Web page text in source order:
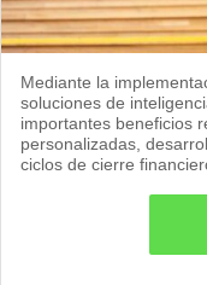
Mediante la
soluciones de
importantes beneficios
personalizadas,
ciclos de cierre